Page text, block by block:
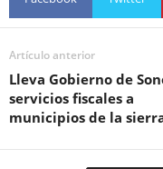
Artículo anterior
Lleva Gobierno de
servicios fiscales a
municipios de la